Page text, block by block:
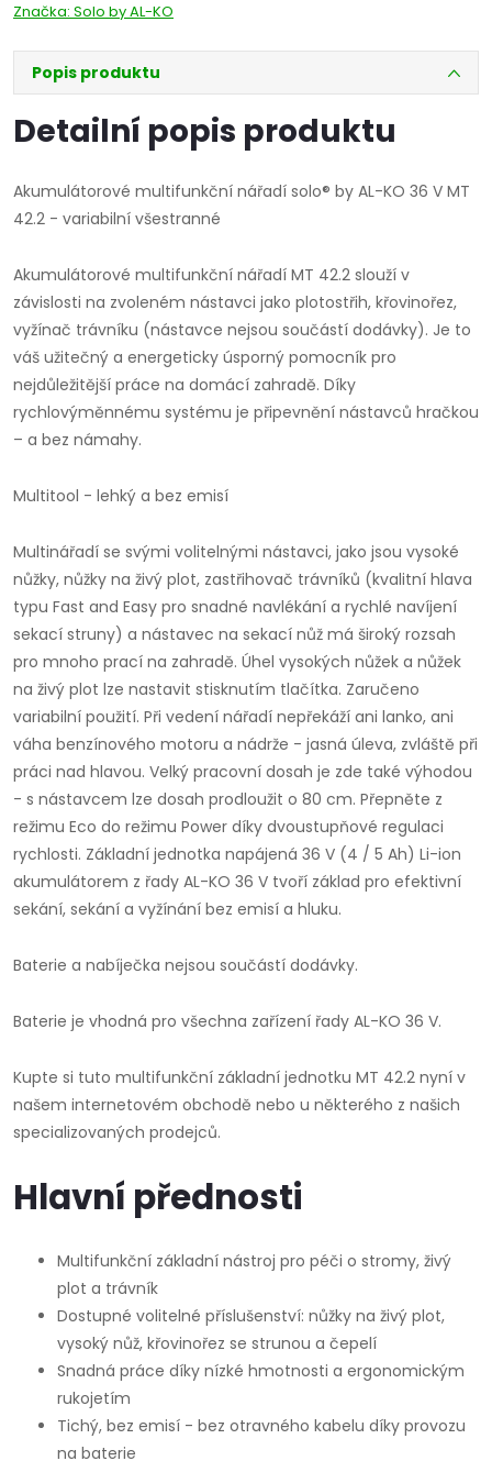
Značka: Solo by AL-KO
Popis produktu
Detailní popis produktu
Akumulátorové multifunkční nářadí solo® by AL-KO 36 V MT
42.2 - variabilní všestranné
Akumulátorové multifunkční nářadí MT 42.2 slouží v
závislosti na zvoleném nástavci jako plotostřih, křovinořez,
vyžínač trávníku (nástavce nejsou součástí dodávky). Je to
váš užitečný a energeticky úsporný pomocník pro
nejdůležitější práce na domácí zahradě. Díky
rychlovýměnnému systému je připevnění nástavců hračkou
– a bez námahy.
Multitool - lehký a bez emisí
Multinářadí se svými volitelnými nástavci, jako jsou vysoké
nůžky, nůžky na živý plot, zastřihovač trávníků (kvalitní hlava
typu Fast and Easy pro snadné navlékání a rychlé navíjení
sekací struny) a nástavec na sekací nůž má široký rozsah
pro mnoho prací na zahradě. Úhel vysokých nůžek a nůžek
na živý plot lze nastavit stisknutím tlačítka. Zaručeno
variabilní použití. Při vedení nářadí nepřekáží ani lanko, ani
váha benzínového motoru a nádrže - jasná úleva, zvláště při
práci nad hlavou. Velký pracovní dosah je zde také výhodou
- s nástavcem lze dosah prodloužit o 80 cm. Přepněte z
režimu Eco do režimu Power díky dvoustupňové regulaci
rychlosti. Základní jednotka napájená 36 V (4 / 5 Ah) Li-ion
akumulátorem z řady AL-KO 36 V tvoří základ pro efektivní
sekání, sekání a vyžínání bez emisí a hluku.
Baterie a nabíječka nejsou součástí dodávky.
Baterie je vhodná pro všechna zařízení řady AL-KO 36 V.
Kupte si tuto multifunkční základní jednotku MT 42.2 nyní v
našem internetovém obchodě nebo u některého z našich
specializovaných prodejců.
Hlavní přednosti
Multifunkční základní nástroj pro péči o stromy, živý
plot a trávník
Dostupné volitelné příslušenství: nůžky na živý plot,
vysoký nůž, křovinořez se strunou a čepelí
Snadná práce díky nízké hmotnosti a ergonomickým
rukojetím
Tichý, bez emisí - bez otravného kabelu díky provozu
na baterie